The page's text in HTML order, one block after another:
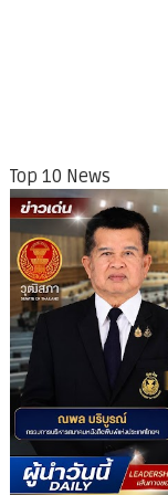
Top 10 News